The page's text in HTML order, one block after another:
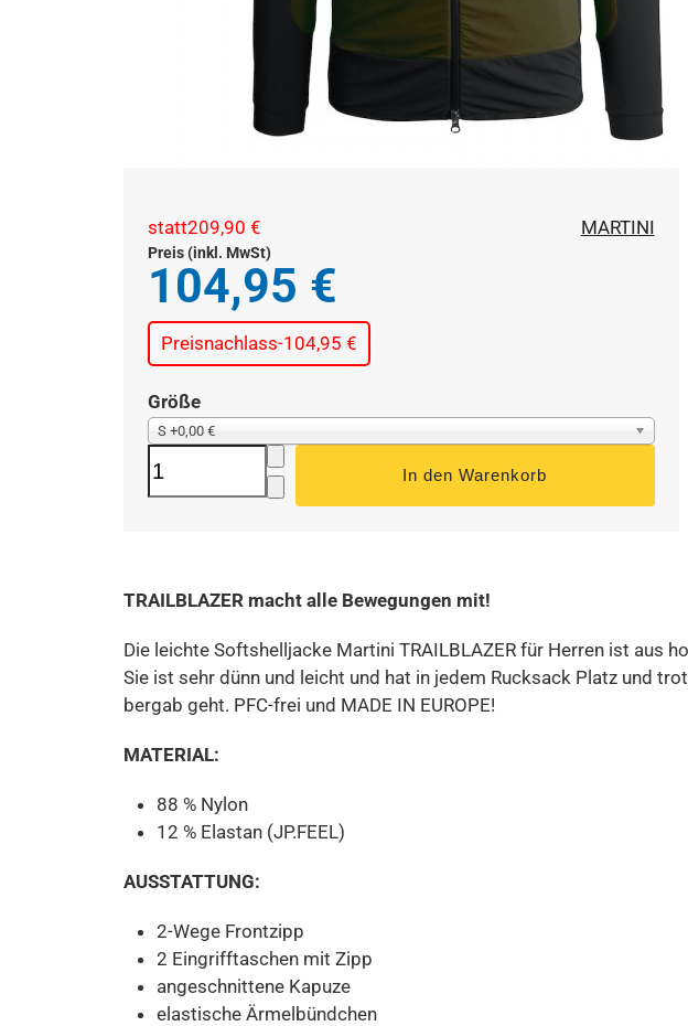
MARTINI
statt209,90 €
Preis (inkl. MwSt)
104,95 €
Preisnachlass-104,95 €
Größe
S +0,00 €
TRAILBLAZER macht alle Bewegungen mit!
Die leichte Softshelljacke Martini TRAILBLAZER für Herren ist aus
Sie ist sehr dünn und leicht und hat in jedem Rucksack Platz und
bergab geht. PFC-frei und MADE IN EUROPE!
MATERIAL:
88 % Nylon
12 % Elastan (JP.FEEL)
AUSSTATTUNG:
2-Wege Frontzipp
2 Eingrifftaschen mit Zipp
angeschnittene Kapuze
elastische Ärmelbündchen